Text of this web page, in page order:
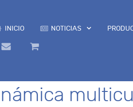
INICIO NOTICIAS